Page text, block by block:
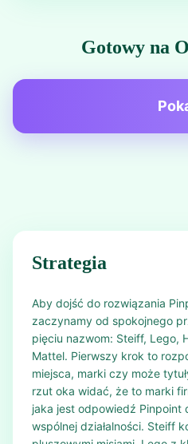
Gotowy na
Strategia
Aby dojść do rozwiązania
zaczynamy od spokojnego
pięciu nazwom: Steiff, Lego,
Mattel. Pierwszy krok to
miejsca, marki czy może
rzut oka widać, że to marki
jaka jest odpowiedź Pinpoint
wspólnej działalności. Steiff